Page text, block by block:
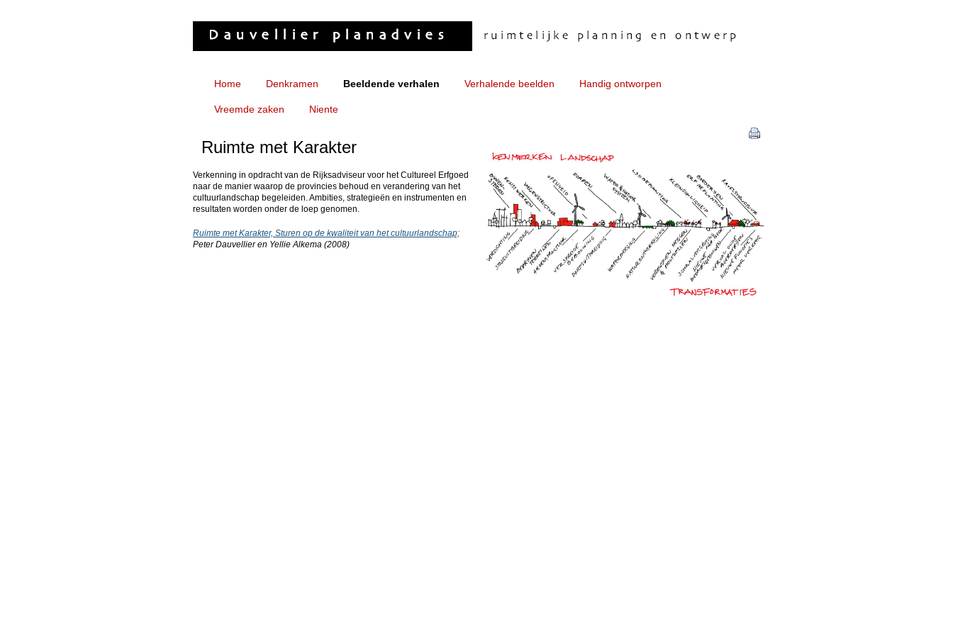
Home Denkramen Beeldende verhalen Verhalende beelden Handig ontworpen
Vreemde zaken Niente
Ruimte met Karakter
Verkenning in opdracht van de Rijksadviseur voor het Cultureel Erfgoed
naar de manier waarop de provincies behoud en verandering van het
cultuurlandschap begeleiden. Ambities, strategieën en instrumenten en
resultaten worden onder de loep genomen.
Ruimte met Karakter, Sturen op de kwaliteit van het cultuurlandschap;
Peter Dauvellier en Yellie Alkema (2008)